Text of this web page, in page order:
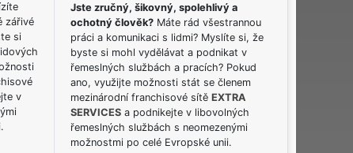
zářivé
si
v
Jste zručný, šikovný, spolehlivý a
ochotný člověk? Máte rád všestrannou
práci a komunikaci s lidmi? Myslíte si, že
byste si mohl vydělávat a podnikat v
řemeslných službách a pracích? Pokud
ano, využijte možnosti stát se členem
mezinárodní franchisové sítěEXTRA
SERVICES a podnikejte v libovolných
řemeslných službách s neomezenými
možnostmi po celé Evropské unii.